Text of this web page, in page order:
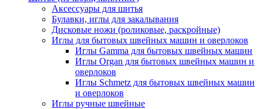
Аксессуары для шитья
Булавки, иглы для закалывания
Дисковые ножи (роликовые, раскройные)
Иглы для бытовых швейных машин и оверлоков
Иглы Gamma для бытовых швейных машин
Иглы Organ для бытовых швейных машин и
оверлоков
Иглы Schmetz для бытовых швейных машин
и оверлоков
Иглы ручные швейные